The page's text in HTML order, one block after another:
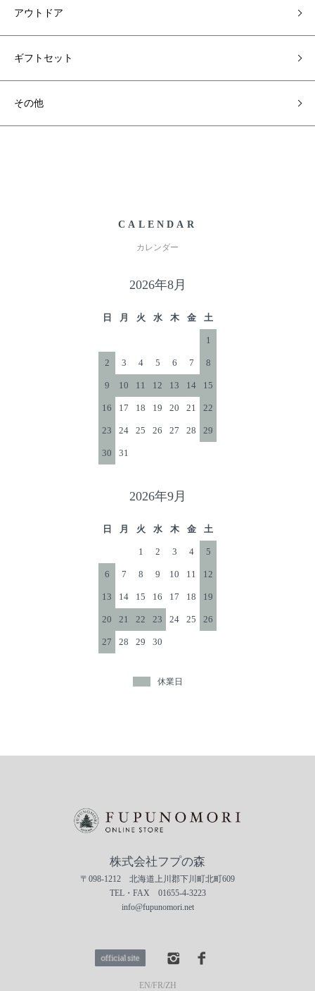
アウトドア
ギフトセット
その他
CALENDAR
カレンダー
2026年8月
日 月 火 水 木 金 土
1
2 3 4 5 6 7 8
9 10 11 12 13 14 15
16 17 18 19 20 21 22
23 24 25 26 27 28 29
30 31
2026年9月
日 月 火 水 木 金 土
1 2 3 4 5
6 7 8 9 10 11 12
13 14 15 16 17 18 19
20 21 22 23 24 25 26
27 28 29 30
休業日
株式会社フプの森
〒098-1212 北海道上川郡下川町北町609
TEL・FAX 01655-4-3223
info@fupunomori.net
EN/FR/ZH